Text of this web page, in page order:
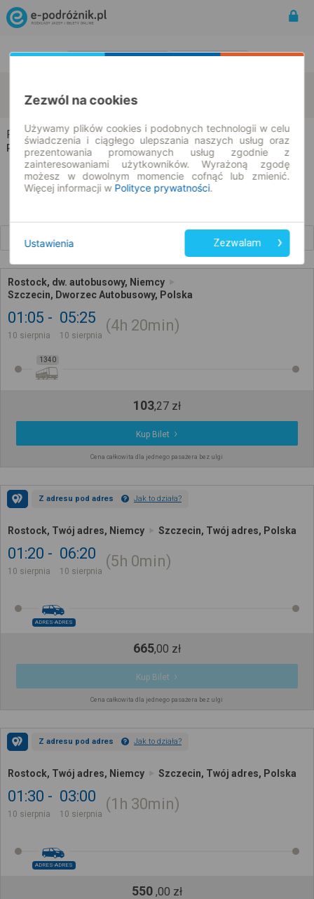
10.08.2026 | -- : --
Rostock → Szczecin
Rozkład jazdy i bilety
Rostock, dw. autobusowy, Niemcy
Szczecin, Dworzec Autobusowy, Polska
01:05
10 sierpnia
05:25
10 sierpnia
4h 20min
1340
103,27 zł
Kup Bilet
Cena całkowita dla jednego pasażera bez ulgi
Z adresu pod adres Jak to działa?
Rostock, Twój adres, Niemcy Szczecin, Twój adres, Polska
01:20
10 sierpnia
06:20
10 sierpnia
5h 0min
ADRES-ADRES
665,00 zł
Kup Bilet
Cena całkowita dla jednego pasażera bez ulgi
Z adresu pod adres Jak to działa?
Rostock, Twój adres, Niemcy Szczecin, Twój adres, Polska
01:30
10 sierpnia
03:00
10 sierpnia
1h 30min
ADRES-ADRES
550 ,00 zł
Zezwól na cookies
Używamy plików cookies i podobnych technologii w celu
świadczenia i ciągłego ulepszania naszych usług oraz
prezentowania promowanych usług zgodnie z
zainteresowaniami użytkowników. Wyrażoną zgodę
możesz w dowolnym momencie cofnąć lub zmienić.
Więcej informacji w Polityce prywatności.
Ustawienia Zezwalam